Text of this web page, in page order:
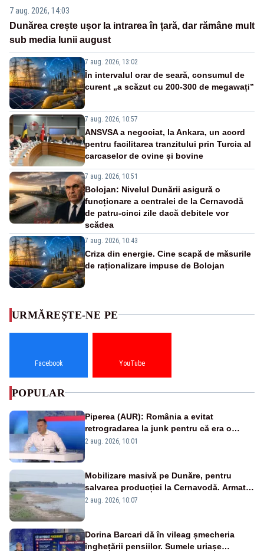
7 aug. 2026, 14:03
Dunărea crește ușor la intrarea în țară, dar rămâne mult
sub media lunii august
7 aug. 2026, 13:02
În intervalul orar de seară, consumul de
curent „a scăzut cu 200-300 de megawați”
7 aug. 2026, 10:57
ANSVSA a negociat, la Ankara, un acord
pentru facilitarea tranzitului prin Turcia al
carcaselor de ovine și bovine
7 aug. 2026, 10:51
Bolojan: Nivelul Dunării asigură o
funcționare a centralei de la Cernavodă
de patru-cinci zile dacă debitele vor
scădea
7 aug. 2026, 10:43
Criza din energie. Cine scapă de măsurile
de raționalizare impuse de Bolojan
URMĂREȘTE-NE PE
Facebook YouTube
POPULAR
Piperea (AUR): România a evitat
retrogradarea la junk pentru că era o
catastrofă pentru bănci și fondurile de
2 aug. 2026, 10:01
Mobilizare masivă pe Dunăre, pentru
salvarea producției la Cernavodă. Armata
va detona o stâncă și va devia apa
2 aug. 2026, 10:07
Dorina Barcari dă în vileag șmecheria
înghețării pensiilor. Sumele uriașe